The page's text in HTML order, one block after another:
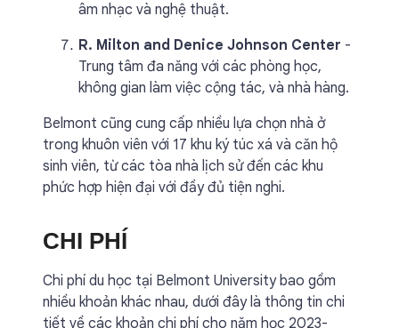
âm nhạc và nghệ thuật.
R. Milton and Denice Johnson Center -
Trung tâm đa năng với các phòng học,
không gian làm việc cộng tác, và nhà hàng.
Belmont cũng cung cấp nhiều lựa chọn nhà ở
trong khuôn viên với 17 khu ký túc xá và căn hộ
sinh viên, từ các tòa nhà lịch sử đến các khu
phức hợp hiện đại với đầy đủ tiện nghi.
CHI PHÍ
Chi phí du học tại Belmont University bao gồm
nhiều khoản khác nhau, dưới đây là thông tin chi
tiết về các khoản chi phí cho năm học 2023-